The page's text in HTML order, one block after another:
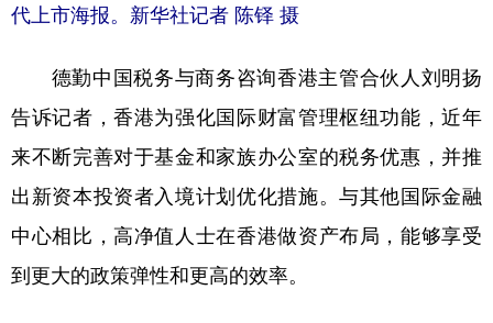
代上市海报。新华社记者 陈铎 摄
德勤中国税务与商务咨询香港主管合伙人刘明扬
告诉记者，香港为强化国际财富管理枢纽功能，近年
来不断完善对于基金和家族办公室的税务优惠，并推
出新资本投资者入境计划优化措施。与其他国际金融
中心相比，高净值人士在香港做资产布局，能够享受
到更大的政策弹性和更高的效率。